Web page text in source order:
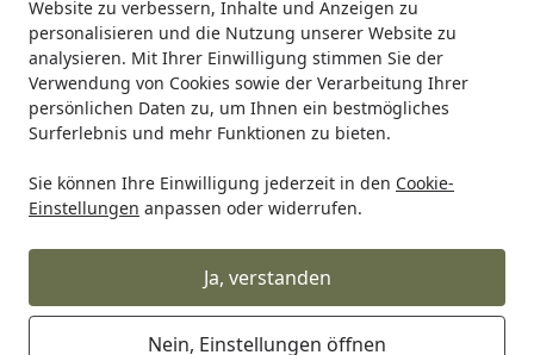
Website zu verbessern, Inhalte und Anzeigen zu
personalisieren und die Nutzung unserer Website zu
analysieren. Mit Ihrer Einwilligung stimmen Sie der
Verwendung von Cookies sowie der Verarbeitung Ihrer
persönlichen Daten zu, um Ihnen ein bestmögliches
Surferlebnis und mehr Funktionen zu bieten.
Sie können Ihre Einwilligung jederzeit in den Cookie-
Einstellungen anpassen oder widerrufen.
Ja, verstanden
Nein, Einstellungen öffnen
Zubehoer für Pumpen &
Abschaeumer